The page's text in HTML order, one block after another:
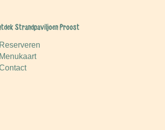
Strandpaviljoen Proost
Reserveren
Menukaart